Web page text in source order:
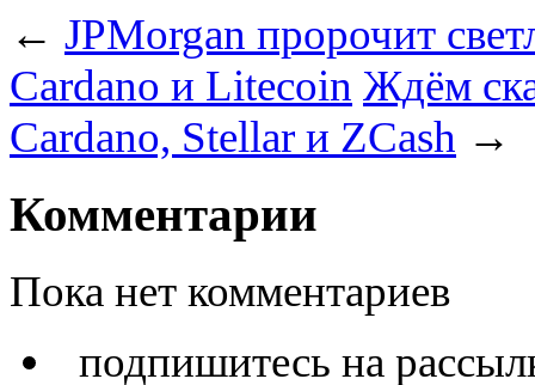
← JPMorgan пророчит
Cardano и Litecoin Ждём
Cardano, Stellar и ZCash →
Комментарии
Пока нет комментариев
подпишитесь на